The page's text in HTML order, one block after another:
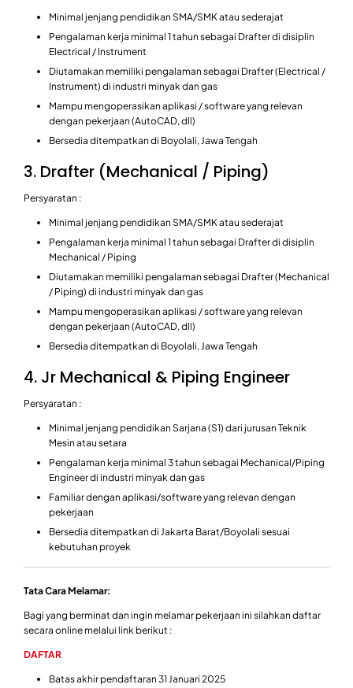
Minimal jenjang pendidikan SMA/SMK atau sederajat
Pengalaman kerja minimal 1 tahun sebagai Drafter di disiplin
Electrical / Instrument
Diutamakan memiliki pengalaman sebagai Drafter (Electrical /
Instrument) di industri minyak dan gas
Mampu mengoperasikan aplikasi / software yang relevan
dengan pekerjaan (AutoCAD, dll)
Bersedia ditempatkan di Boyolali, Jawa Tengah
3. Drafter (Mechanical / Piping)
Persyaratan :
Minimal jenjang pendidikan SMA/SMK atau sederajat
Pengalaman kerja minimal 1 tahun sebagai Drafter di disiplin
Mechanical / Piping
Diutamakan memiliki pengalaman sebagai Drafter (Mechanical
/ Piping) di industri minyak dan gas
Mampu mengoperasikan aplikasi / software yang relevan
dengan pekerjaan (AutoCAD, dll)
Bersedia ditempatkan di Boyolali, Jawa Tengah
4. Jr Mechanical & Piping Engineer
Persyaratan :
Minimal jenjang pendidikan Sarjana (S1) dari jurusan Teknik
Mesin atau setara
Pengalaman kerja minimal 3 tahun sebagai Mechanical/Piping
Engineer di industri minyak dan gas
Familiar dengan aplikasi/software yang relevan dengan
pekerjaan
Bersedia ditempatkan di Jakarta Barat/Boyolali sesuai
kebutuhan proyek
Tata Cara Melamar:
Bagi yang berminat dan ingin melamar pekerjaan ini silahkan daftar
secara online melalui link berikut :
DAFTAR
Batas akhir pendaftaran 31 Januari 2025